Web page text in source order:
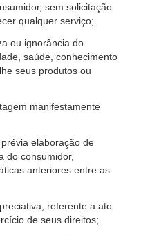
sem solicitação
qualquer serviço;
ou ignorância do
saúde, conhecimento
seus produtos ou
manifestamente
elaboração de
do consumidor,
anteriores entre as
referente a ato
de seus direitos;